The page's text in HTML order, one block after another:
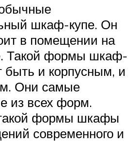
шкаф-купе. Он
в помещении на
Такой формы шкаф-
быть и корпусным, и
Они самые
из всех форм.
формы шкафы
современного и